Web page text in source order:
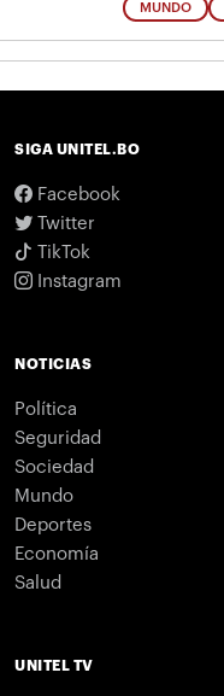
MUNDO
SIGA UNITEL.BO
Facebook
Twitter
TikTok
Instagram
NOTICIAS
Política
Seguridad
Sociedad
Mundo
Deportes
Economía
Salud
UNITEL TV